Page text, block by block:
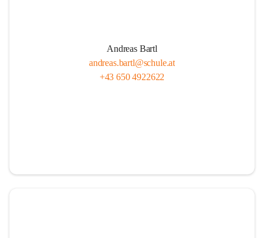
Andreas Bartl
andreas.bartl@schule.at
+43 650 4922622